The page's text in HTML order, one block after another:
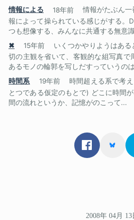
情報による
18年前
情報がたぶん
報によって操られている感じがする。
つも想像する、みんなに共通する無意
✖
15年前
いくつかやりようはあ
切の主観を省いて、客観的な組写真で
あるモノの輪郭を写しだすっていうの
時間系
19年前
時間超える系で考
とつである仮定のもとで) どこに時間
間の流れというか、記憶がのこって...
2008年 04月 13